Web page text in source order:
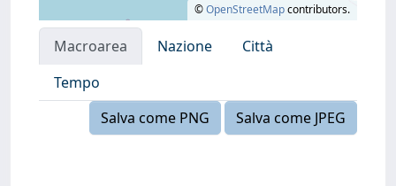
©OpenStreetMapcontributors.
Macroarea Nazione
Città
Tempo
Salva come PNG
Salva come JPEG